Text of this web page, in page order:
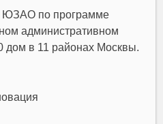
ЮЗАО по программе
административном
дом в 11 районах Москвы.